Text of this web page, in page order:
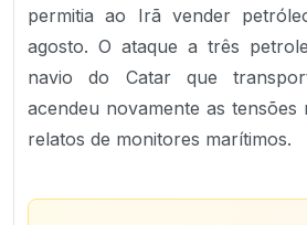
permitia ao Irã vender
agosto. O ataque a três
navio do Catar que
acendeu novamente as tensões
relatos de monitores marítimos.